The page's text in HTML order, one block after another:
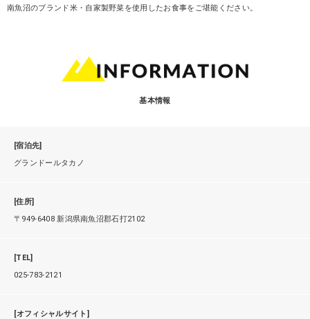
南魚沼のブランド米・自家製野菜を使用したお食事をご堪能ください。
基本情報
[宿泊先]
グランドールタカノ
[住所]
〒949-6408 新潟県南魚沼郡石打2102
[TEL]
025-783-2121
[オフィシャルサイト]